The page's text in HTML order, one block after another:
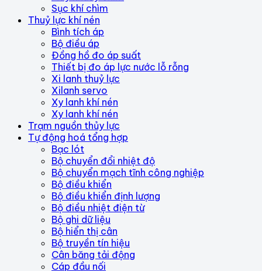
Sục khí chìm
Thuỷ lực khí nén
Bình tích áp
Bộ điều áp
Đồng hồ đo áp suất
Thiết bị đo áp lực nước lỗ rỗng
Xi lanh thuỷ lực
Xilanh servo
Xy lanh khí nén
Xy lanh khí nén
Trạm nguồn thủy lực
Tự động hoá tổng hợp
Bạc lót
Bộ chuyển đổi nhiệt độ
Bộ chuyển mạch tĩnh công nghiệp
Bộ điều khiển
Bộ điều khiển định lượng
Bộ điều nhiệt điện từ
Bộ ghi dữ liệu
Bộ hiển thị cân
Bộ truyền tín hiệu
Cân băng tải động
Cáp đầu nối